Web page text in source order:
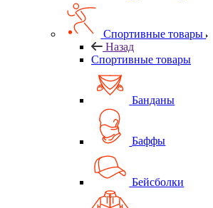
Спортивные товары
Назад
Спортивные товары
Банданы
Баффы
Бейсболки